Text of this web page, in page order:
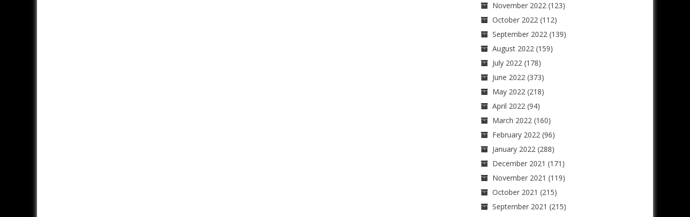
November 2022(123)
October 2022(112)
September 2022(139)
August 2022(159)
July 2022(178)
June 2022(373)
May 2022(218)
April 2022(94)
March 2022(160)
February 2022(96)
January 2022(288)
December 2021 (171)
November 2021 (119)
October 2021 (215)
September 2021 (215)